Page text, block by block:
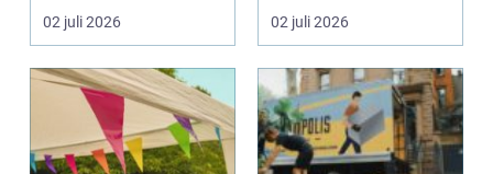
vælges til an...
02 juli 2026
hovedstaden, kan
valget af sama...
02 juli 2026